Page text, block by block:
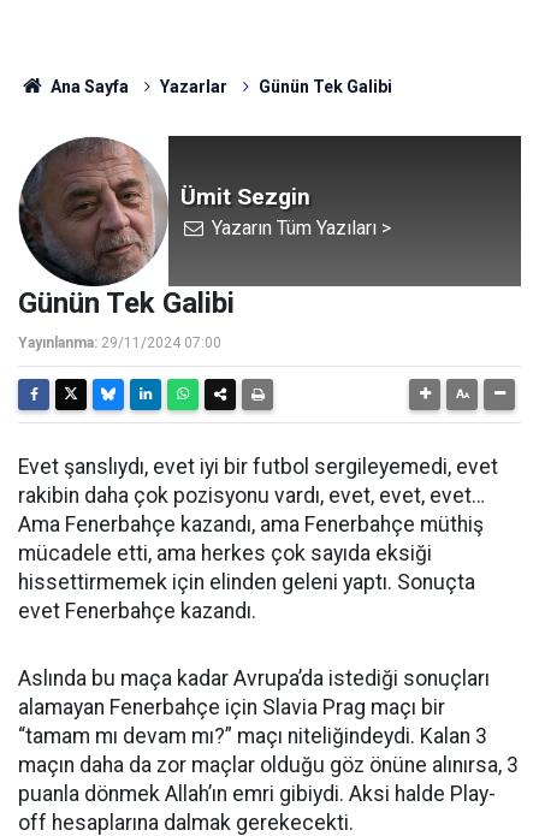
Ana Sayfa Yazarlar Günün Tek Galibi
Ümit Sezgin
Yazarın Tüm Yazıları >
Günün Tek Galibi
Yayınlanma: 29/11/2024 07:00
Evet şanslıydı, evet iyi bir futbol sergileyemedi, evet
rakibin daha çok pozisyonu vardı, evet, evet, evet…
Ama Fenerbahçe kazandı, ama Fenerbahçe müthiş
mücadele etti, ama herkes çok sayıda eksiği
hissettirmemek için elinden geleni yaptı. Sonuçta
evet Fenerbahçe kazandı.
Aslında bu maça kadar Avrupa’da istediği sonuçları
alamayan Fenerbahçe için Slavia Prag maçı bir
“tamam mı devam mı?” maçı niteliğindeydi. Kalan 3
maçın daha da zor maçlar olduğu göz önüne alınırsa, 3
puanla dönmek Allah’ın emri gibiydi. Aksi halde Play-
off hesaplarına dalmak gerekecekti.